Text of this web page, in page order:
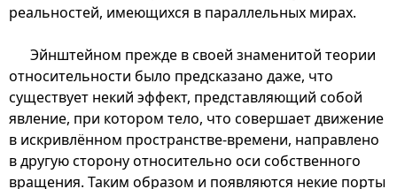
реальностей, имеющихся в параллельных мирах.
Эйнштейном прежде в своей знаменитой теории
относительности было предсказано даже, что
существует некий эффект, представляющий собой
явление, при котором тело, что совершает движение
в искривлённом пространстве-времени, направлено
в другую сторону относительно оси собственного
вращения. Таким образом и появляются некие порты